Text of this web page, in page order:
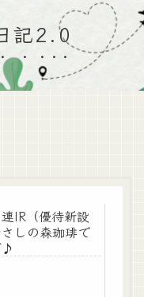
記2.0
IR（優待新設
しの森珈琲で
♪